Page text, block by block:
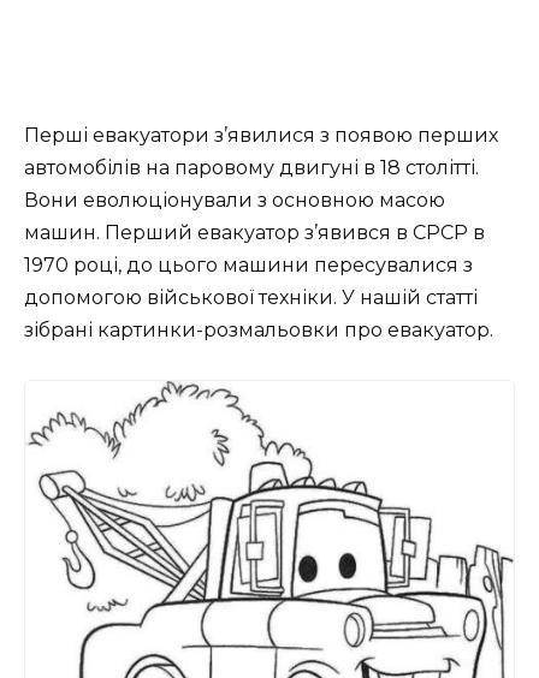
Перші евакуатори з’явилися з появою перших
автомобілів на паровому двигуні в 18 столітті.
Вони еволюціонували з основною масою
машин. Перший евакуатор з’явився в СРСР в
1970 році, до цього машини пересувалися з
допомогою військової техніки. У нашій статті
зібрані картинки-розмальовки про евакуатор.